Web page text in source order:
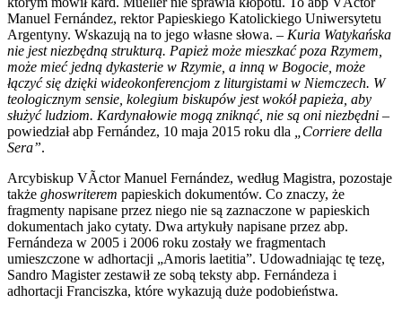
Manuel Fernández, rektor Papieskiego Katolickiego Uniwersytetu
Argentyny. Wskazują na to jego własne słowa. – Kuria Watykańska
nie jest niezbędną strukturą. Papież może mieszkać poza Rzymem,
może mieć jedną dykasterie w Rzymie, a inną w Bogocie, może
łączyć się dzięki wideokonferencjom z liturgistami w Niemczech. W
teologicznym sensie, kolegium biskupów jest wokół papieża, aby
służyć ludziom. Kardynałowie mogą zniknąć, nie są oni niezbędni –
powiedział abp Fernández, 10 maja 2015 roku dla
Corriere della
Sera”.
Arcybiskup VÃ­ctor Manuel Fernández, według Magistra, pozostaje
także ghoswriterem papieskich dokumentów. Co znaczy, że
fragmenty napisane przez niego nie są zaznaczone w papieskich
dokumentach jako cytaty. Dwa artykuły napisane przez abp.
Fernándeza w 2005 i 2006 roku zostały we fragmentach
umieszczone w adhortacji „Amoris laetitia”. Udowadniając tę tezę,
Sandro Magister zestawił ze sobą teksty abp. Fernándeza i
adhortacji Franciszka, które wykazują duże podobieństwa.